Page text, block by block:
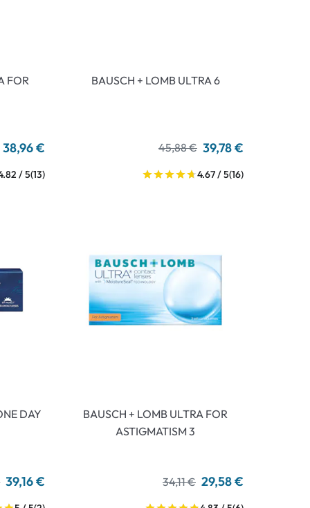
FOR
38,96 €
/ 5(13)
BAUSCH + LOMB ULTRA 6
45,88 € 39,78 €
4.67 / 5(16)
DAY
39,16 €
BAUSCH + LOMB ULTRA FOR
ASTIGMATISM 3
34,11 € 29,58 €